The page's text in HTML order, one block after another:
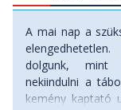
A mai nap a
dolgunk, mint
nekiindulni a
kemény kaptató